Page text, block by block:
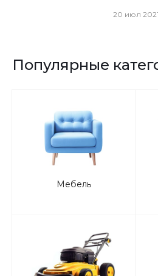
20 июл 2021
Популярные
Мебель